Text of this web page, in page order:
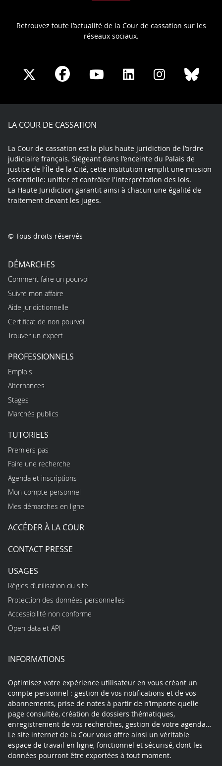
Retrouvez toute l’actualité de la Cour de cassation sur les
réseaux sociaux.
Share
X
Share
Facebook
Share
Youtube
Share
LinkedIn
Share
Instagram
LA COUR DE CASSATION
La Cour de cassation est la plus haute juridiction de l’ordre
judiciaire français. Siégeant dans l’enceinte du Palais de
justice de l'Île de la Cité, cette institution remplit une mission
essentielle: unifier et contrôler l'interprétation des lois.
La Haute Juridiction garantit ainsi à chacun une égalité de
traitement devant les juges.
© Tous droits réservés
DÉMARCHES
Comment faire un pourvoi
Suivre mon affaire
Aide juridictionnelle
Certificat de non pourvoi
Trouver un expert
PROFESSIONNELS
Emplois
Alternances
Stages
Marchés publics
TUTORIELS
Premiers pas
Faire une recherche
Agenda et inscriptions
Mon compte personnel
Mes démarches en ligne
ACCÉDER À LA COUR
CONTACT PRESSE
USAGES
Règles d’utilisation du site
Protection des données personnelles
Accessibilité non conforme
Open data et API
INFORMATIONS
Optimisez votre expérience utilisateur en vous créant un
compte personnel : gestion de vos notifications et de vos
abonnements, prise de notes à partir de n’importe quelle
page consultée, création de dossiers thématiques,
enregistrement de vos recherches, gestion de votre agenda…
Le site internet de la Cour vous offre ainsi un véritable
espace de travail en ligne, fonctionnel et sécurisé, dont les
données pourront être exportées à tout moment.